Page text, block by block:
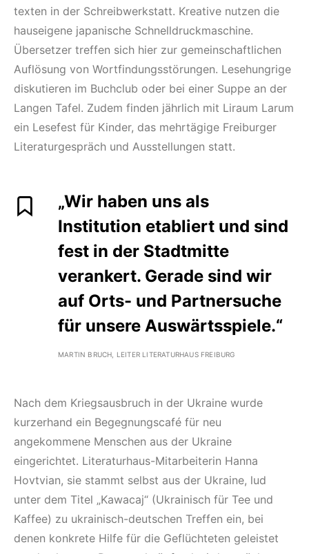
texten in der Schreibwerkstatt. Kreative nutzen die
hauseigene japanische Schnelldruckmaschine.
Übersetzer treffen sich hier zur gemeinschaftlichen
Auflösung von Wortfindungsstörungen. Lesehungrige
diskutieren im Buchclub oder bei einer Suppe an der
Langen Tafel. Zudem finden jährlich mit Liraum Larum
ein Lesefest für Kinder, das mehrtägige Freiburger
Literaturgespräch und Ausstellungen statt.
„Wir haben uns als
Institution etabliert und sind
fest in der Stadtmitte
verankert. Gerade sind wir
auf Orts- und Partnersuche
für unsere Auswärtsspiele.“
MARTIN BRUCH, LEITER LITERATURHAUS FREIBURG
Nach dem Kriegsausbruch in der Ukraine wurde
kurzerhand ein Begegnungscafé für neu
angekommene Menschen aus der Ukraine
eingerichtet. Literaturhaus-Mitarbeiterin Hanna
Hovtvian, sie stammt selbst aus der Ukraine, lud
unter dem Titel „Kawacaj“ (Ukrainisch für Tee und
Kaffee) zu ukrainisch-deutschen Treffen ein, bei
denen konkrete Hilfe für die Geflüchteten geleistet